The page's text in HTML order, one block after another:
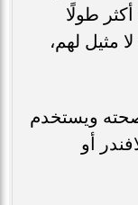
طولًا
مثيل لهم،
ويستخدم
أو